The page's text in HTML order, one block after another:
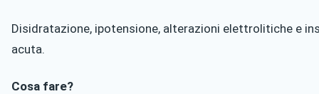
Disidratazione, ipotensione, alterazioni elettrolitiche e
acuta.
Cosa fare?